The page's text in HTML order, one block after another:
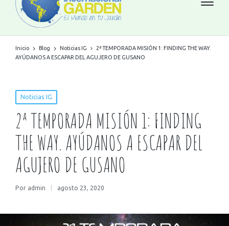
Inicio Blog Noticias IG
2ª TEMPORADA MISIÓN 1: FINDING THE WAY.
AYÚDANOS A ESCAPAR DEL AGUJERO DE GUSANO
Noticias IG
2ª TEMPORADA MISIÓN 1: FINDING
THE WAY. AYÚDANOS A ESCAPAR DEL
AGUJERO DE GUSANO
Por admin agosto 23, 2020